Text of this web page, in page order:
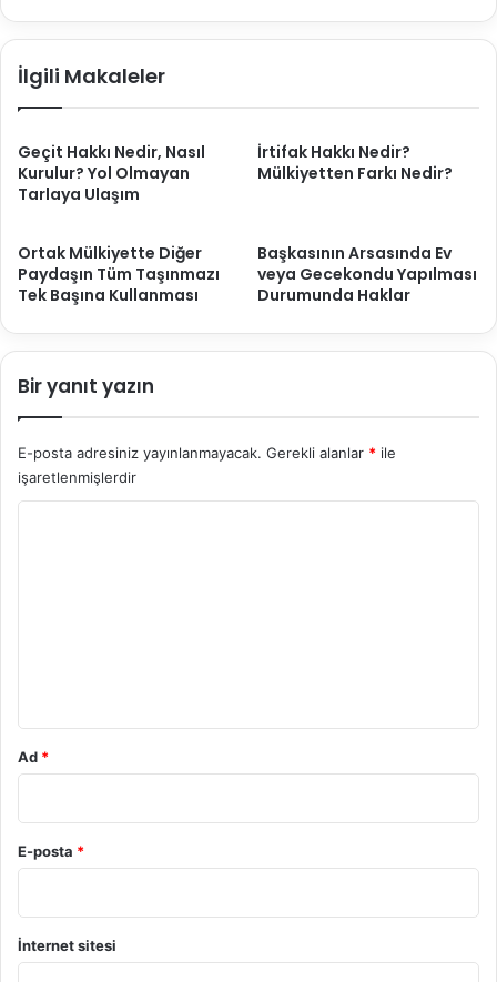
İlgili Makaleler
Geçit Hakkı Nedir, Nasıl
Kurulur? Yol Olmayan
Tarlaya Ulaşım
İrtifak Hakkı Nedir?
Mülkiyetten Farkı Nedir?
Ortak Mülkiyette Diğer
Paydaşın Tüm Taşınmazı
Tek Başına Kullanması
Başkasının Arsasında Ev
veya Gecekondu Yapılması
Durumunda Haklar
Bir yanıt yazın
E-posta adresiniz yayınlanmayacak. Gerekli alanlar * ile
işaretlenmişlerdir
Ad *
E-posta *
İnternet sitesi